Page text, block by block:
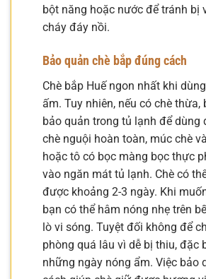
bột năng hoặc nước để tránh bị
cháy đáy nồi.
Bảo quản chè bắp đúng cách
Chè bắp Huế ngon nhất khi
ấm. Tuy nhiên, nếu có chè thừa,
bảo quản trong tủ lạnh để dùng
chè nguội hoàn toàn, múc chè
hoặc tô có bọc màng bọc thực
vào ngăn mát tủ lạnh. Chè có
được khoảng 2-3 ngày. Khi
bạn có thể hâm nóng nhẹ trên
lò vi sóng. Tuyệt đối không để
phòng quá lâu vì dễ bị thiu, đặc
những ngày nóng ẩm. Việc bảo